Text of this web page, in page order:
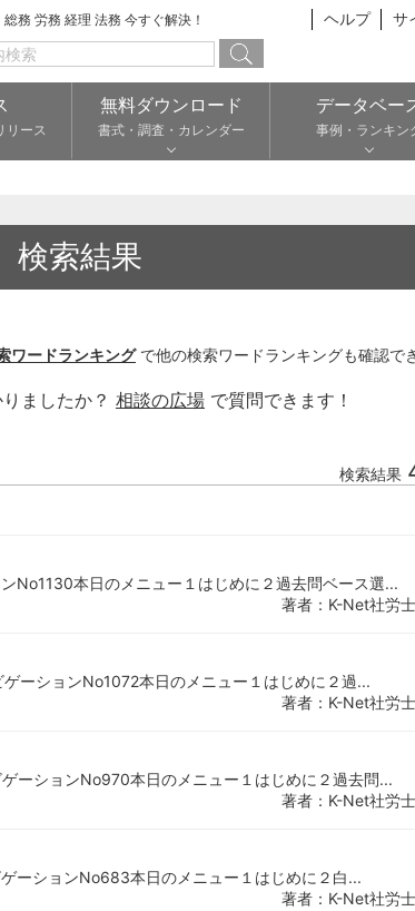
務 労務 経理 法務 今すぐ解決！ ヘルプ サ
リース
無料ダウンロード
書式・調査・カレンダー
データベー
事例・ランキン
検索結果
ワードランキングで他の検索ワードランキングも確認で
ましたか？ 相談の広場 で質問できます！
検索結果
No1130本日のメニュー１はじめに２過去問ベース選...
著者：K-Net社労
ーションNo1072本日のメニュー１はじめに２過...
著者：K-Net社労
ーションNo970本日のメニュー１はじめに２過去問...
著者：K-Net社労
ーションNo683本日のメニュー１はじめに２白...
著者：K-Net社労